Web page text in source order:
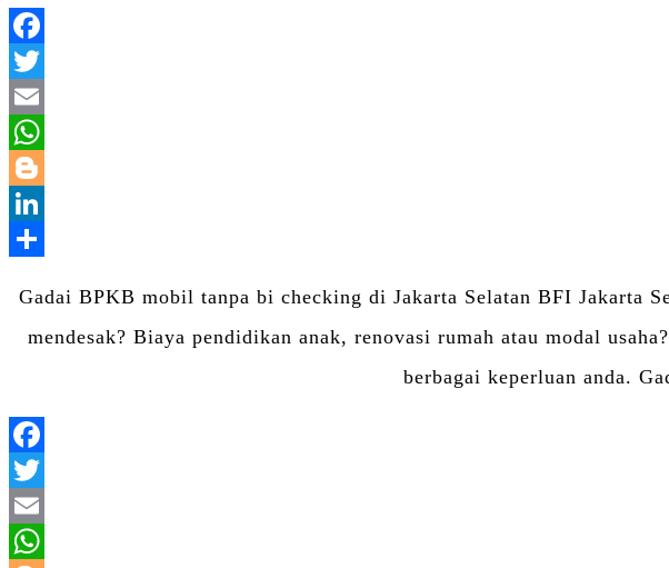
Gadai BPKB mobil tanpa bi checking di Jakarta Selatan BFI Jakarta
mendesak? Biaya pendidikan anak, renovasi rumah atau modal
berbagai keperluan anda.